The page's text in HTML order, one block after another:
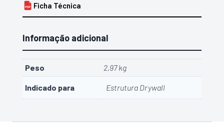
PDF Ficha Técnica
Informação adicional
Peso 2,97 kg
Indicado para Estrutura Drywall